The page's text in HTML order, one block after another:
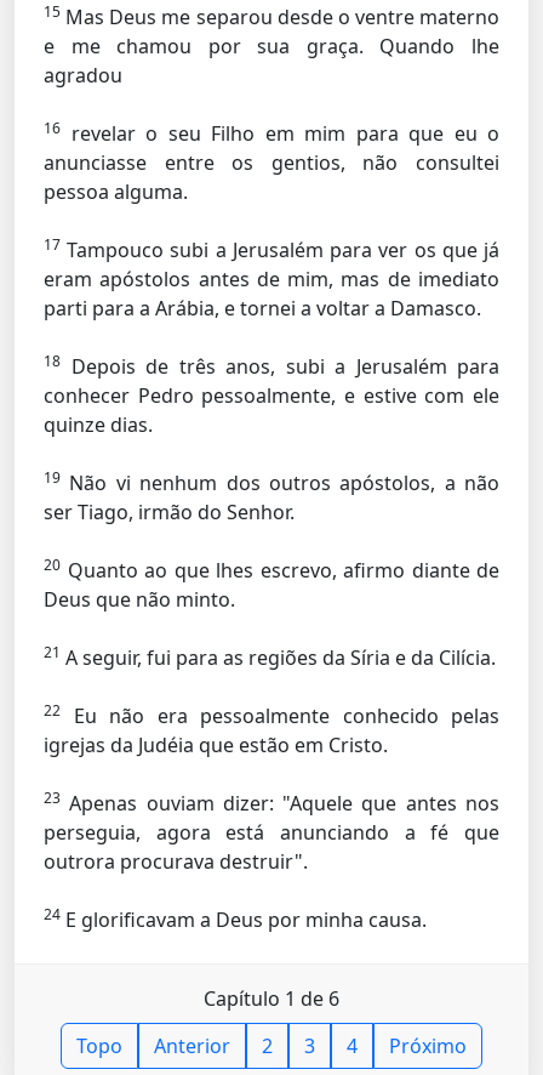
15 Mas Deus me separou desde o ventre materno
e me chamou por sua graça. Quando lhe
agradou
16 revelar o seu Filho em mim para que eu o
anunciasse entre os gentios, não consultei
pessoa alguma.
17 Tampouco subi a Jerusalém para ver os que já
eram apóstolos antes de mim, mas de imediato
parti para a Arábia, e tornei a voltar a Damasco.
18 Depois de três anos, subi a Jerusalém para
conhecer Pedro pessoalmente, e estive com ele
quinze dias.
19 Não vi nenhum dos outros apóstolos, a não
ser Tiago, irmão do Senhor.
20 Quanto ao que lhes escrevo, afirmo diante de
Deus que não minto.
21 A seguir, fui para as regiões da Síria e da Cilícia.
22
Eu não era pessoalmente conhecido pelas
igrejas da Judéia que estão em Cristo.
23 Apenas ouviam dizer: "Aquele que antes nos
perseguia, agora está anunciando a fé que
outrora procurava destruir".
24 E glorificavam a Deus por minha causa.
Capítulo 1 de 6
Topo
Anterior 2 3 4 Próximo